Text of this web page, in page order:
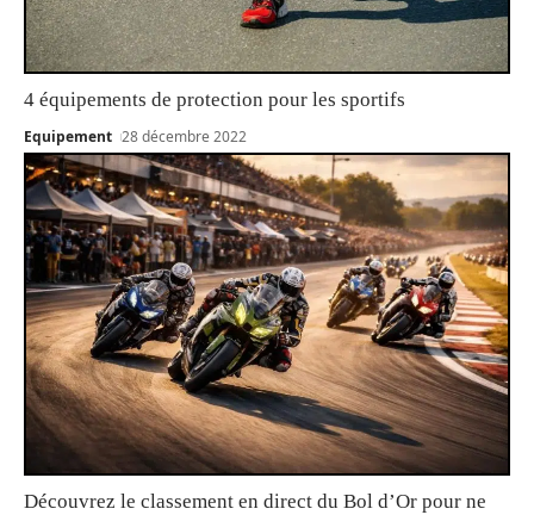
4 équipements de protection pour les sportifs
Equipement 28 décembre 2022
Découvrez le classement en direct du Bol d’Or pour ne